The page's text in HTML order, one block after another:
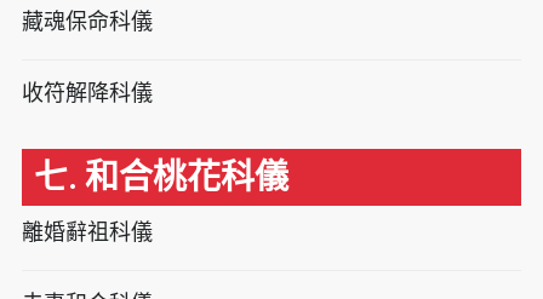
藏魂保命科儀
收符解降科儀
七. 和合桃花科儀
離婚辭祖科儀